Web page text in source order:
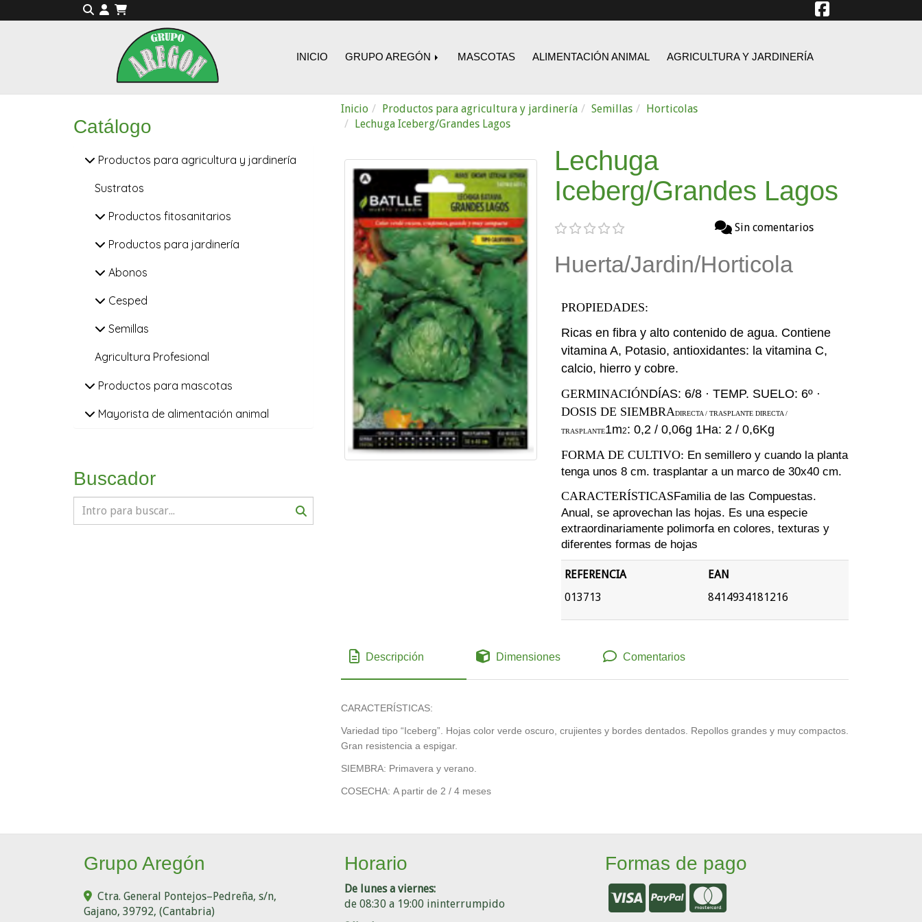
INICIO GRUPO AREGÓN MASCOTAS ALIMENTACIÓN ANIMAL AGRICULTURA Y JARDINERÍA
Inicio Productos para agricultura y jardinería Semillas
Horticolas
Lechuga Iceberg/Grandes Lagos
Lechuga
Iceberg/Grandes Lagos
Sin comentarios
Huerta/Jardin/Horticola
PROPIEDADES:
Ricas en fibra y alto contenido de agua. Contiene
vitamina A, Potasio, antioxidantes: la vitamina C,
calcio, hierro y cobre.
GERMINACIÓNDÍAS: 6/8 · TEMP. SUELO: 6º ·
DOSIS DE SIEMBRADIRECTA / TRASPLANTE DIRECTA /
TRASPLANTE1m2: 0,2 / 0,06g 1Ha: 2 / 0,6Kg
FORMA DE CULTIVO: En semillero y cuando la planta
tenga unos 8 cm. trasplantar a un marco de 30x40 cm.
CARACTERÍSTICASFamilia de las Compuestas.
Anual, se aprovechan las hojas. Es una especie
extraordinariamente polimorfa en colores, texturas y
diferentes formas de hojas
REFERENCIA
013713
EAN
8414934181216
Descripción Dimensiones Comentarios
CARACTERÍSTICAS:
Variedad tipo “Iceberg”. Hojas color verde oscuro, crujientes y bordes dentados. Repollos grandes y muy compactos.
Gran resistencia a espigar.
SIEMBRA: Primavera y verano.
COSECHA: A partir de 2 / 4 meses
Catálogo
Productos para agricultura y jardinería
Sustratos
Productos fitosanitarios
Productos para jardinería
Abonos
Cesped
Semillas
Agricultura Profesional
Productos para mascotas
Mayorista de alimentación animal
Buscador
Grupo Aregón
Ctra. General Pontejos–Pedreña, s/n,
Gajano, 39792, (Cantabria)
Horario
De lunes a viernes:
de 08:30 a 19:00 ininterrumpido
Formas de pago